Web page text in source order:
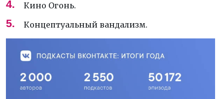
Кино Огонь.
Концептуальный вандализм.